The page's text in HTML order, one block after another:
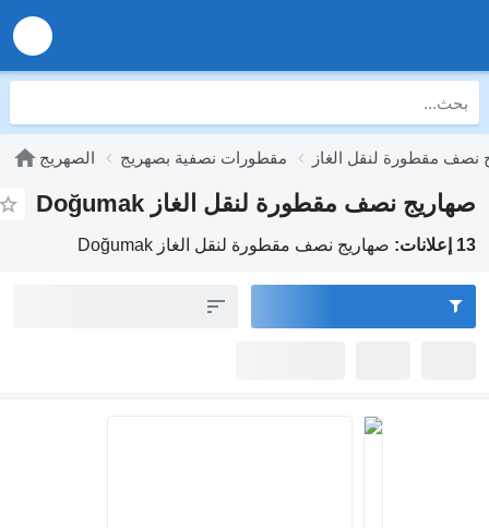
الصهريج مقطورات نصفية بصهريج نصف مقطورة لنقل الغاز
صهاريج نصف مقطورة لنقل الغاز Doğumak
13 إعلانات: صهاريج نصف مقطورة لنقل الغاز Doğumak